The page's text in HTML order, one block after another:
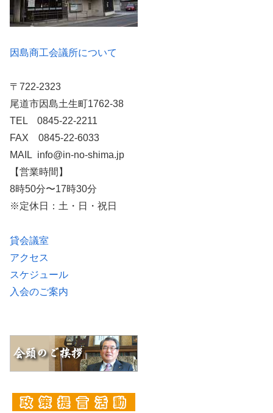
因島商工会議所について
〒722-2323
尾道市因島土生町1762-38
TEL 0845-22-2211
FAX 0845-22-6033
MAIL info@in-no-shima.jp
【営業時間】
8時50分〜17時30分
※定休日：土・日・祝日
貸会議室
アクセス
スケジュール
入会のご案内